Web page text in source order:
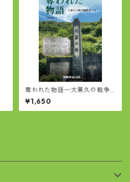
奪われた物語─大兼久の戦争
犠牲者たち
¥1,650